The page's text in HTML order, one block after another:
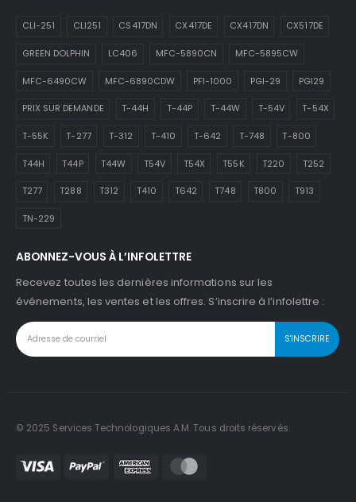
CLI-251 CLI251 CS417DN CX417DE CX417DN CX517DE
GREEN DOLPHIN LC406 MFC-5890CN MFC-5895CW
MFC-6490CW MFC-6890CDW PFI-1000 PGI-29 PGI29
PRIX SUR DEMANDE T-44H T-44P T-44W T-54V T-54X
T-55K T-277 T-312 T-410 T-642 T-748 T-800
T44H T44P T44W T54V T54X T55K T220 T252
T277 T288 T312 T410 T642 T748 T800 T913
TN-229
ABONNEZ-VOUS À L’INFOLETTRE
Recevez toutes les dernières informations sur les
événements, les ventes et les offres. S’inscrire à l’infolettre :
© 2025 Services Technologiques A.M. Tous droits réservés.